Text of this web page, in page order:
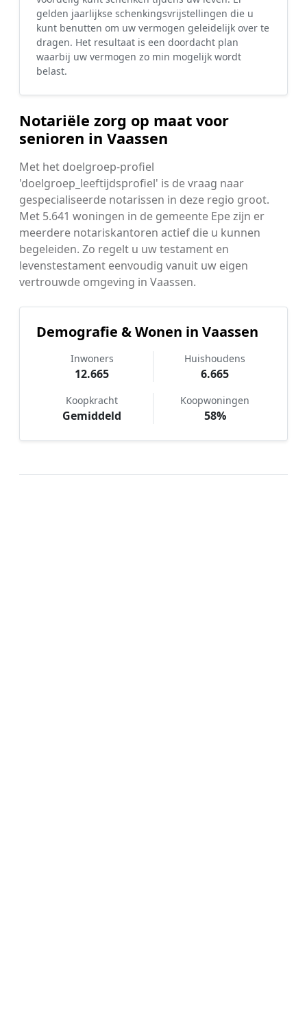
gelden jaarlijkse schenkingsvrijstellingen die u
kunt benutten om uw vermogen geleidelijk over te
dragen. Het resultaat is een doordacht plan
waarbij uw vermogen zo min mogelijk wordt
belast.
Notariële zorg op maat voor
senioren in Vaassen
Met het doelgroep-profiel
'doelgroep_leeftijdsprofiel' is de vraag naar
gespecialiseerde notarissen in deze regio groot.
Met 5.641 woningen in de gemeente Epe zijn er
meerdere notariskantoren actief die u kunnen
begeleiden. Zo regelt u uw testament en
levenstestament eenvoudig vanuit uw eigen
vertrouwde omgeving in Vaassen.
Demografie & Wonen in Vaassen
Inwoners
12.665
Huishoudens
6.665
Koopkracht
Gemiddeld
Koopwoningen
58%